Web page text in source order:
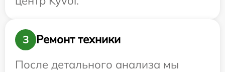
3
Ремонт техники
После детального анализа мы